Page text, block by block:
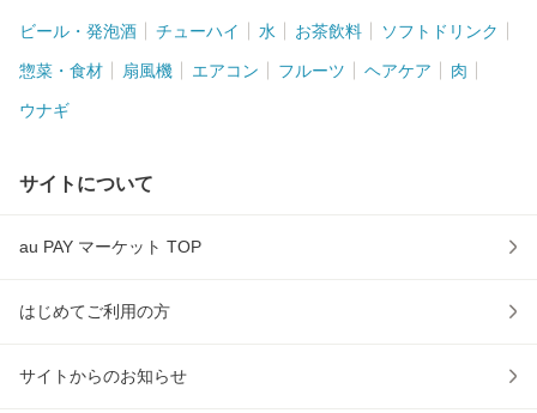
ビール・発泡酒 チューハイ 水 お茶飲料 ソフトドリンク
惣菜・食材 扇風機 エアコン フルーツ ヘアケア 肉
ウナギ
サイトについて
au PAY マーケット TOP
はじめてご利用の方
サイトからのお知らせ